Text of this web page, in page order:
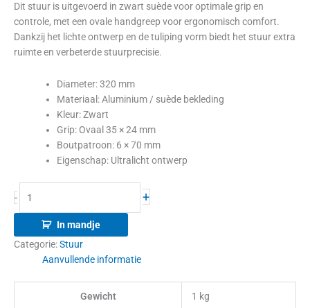
Dit stuur is uitgevoerd in zwart suède voor optimale grip en
controle, met een ovale handgreep voor ergonomisch comfort.
Dankzij het lichte ontwerp en de tuliping vorm biedt het stuur extra
ruimte en verbeterde stuurprecisie.
Diameter: 320 mm
Materiaal: Aluminium / suède bekleding
Kleur: Zwart
Grip: Ovaal 35 × 24 mm
Boutpatroon: 6 × 70 mm
Eigenschap: Ultralicht ontwerp
- +
In mandje
Categorie:Stuur
Aanvullende informatie
Gewicht 1 kg